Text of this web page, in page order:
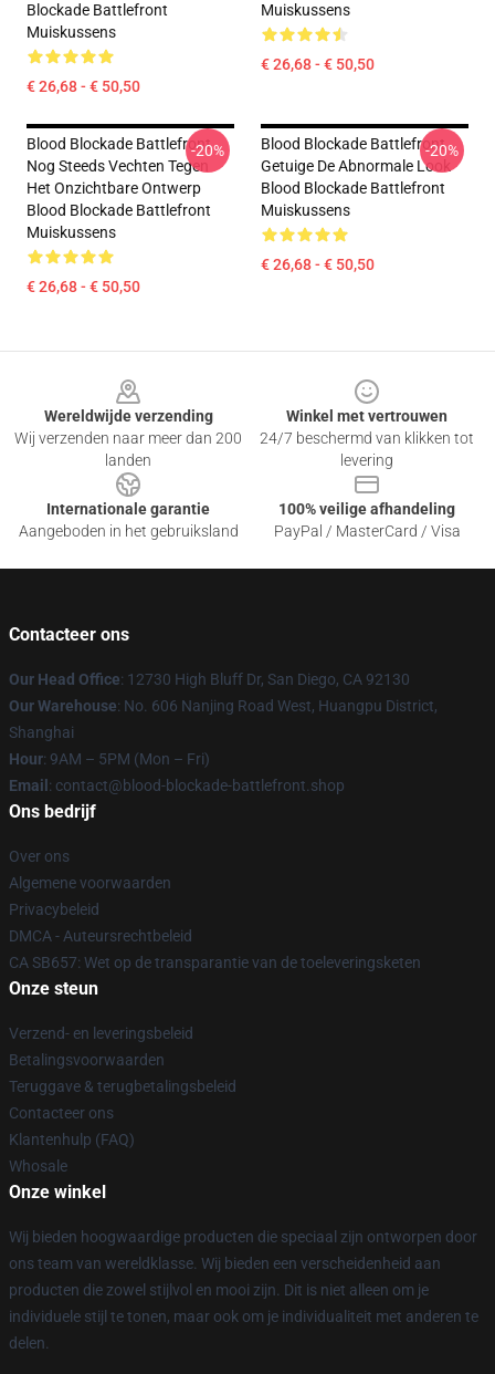
Blockade Battlefront
Muiskussens
€ 26,68 - € 50,50
Muiskussens
€ 26,68 - € 50,50
Blood Blockade Battlefront
Nog Steeds Vechten Tegen
Het Onzichtbare Ontwerp
Blood Blockade Battlefront
Muiskussens
€ 26,68 - € 50,50
-20%
Blood Blockade Battlefront
Getuige De Abnormale Look
Blood Blockade Battlefront
Muiskussens
€ 26,68 - € 50,50
-20%
Wereldwijde verzending
Wij verzenden naar meer dan 200
landen
Winkel met vertrouwen
24/7 beschermd van klikken tot
levering
Internationale garantie
Aangeboden in het gebruiksland
100% veilige afhandeling
PayPal / MasterCard / Visa
Contacteer ons
Our Head Office: 12730 High Bluff Dr, San Diego, CA 92130
Our Warehouse: No. 606 Nanjing Road West, Huangpu District,
Shanghai
Hour: 9AM – 5PM (Mon – Fri)
Email : contact@blood-blockade-battlefront.shop
Ons bedrijf
Over ons
Algemene voorwaarden
Privacybeleid
DMCA - Auteursrechtbeleid
CA SB657: Wet op de transparantie van de toeleveringsketen
Onze steun
Verzend- en leveringsbeleid
Betalingsvoorwaarden
Teruggave & terugbetalingsbeleid
Contacteer ons
Klantenhulp (FAQ)
Whosale
Onze winkel
Wij bieden hoogwaardige producten die speciaal zijn ontworpen door
ons team van wereldklasse. Wij bieden een verscheidenheid aan
producten die zowel stijlvol en mooi zijn. Dit is niet alleen om je
individuele stijl te tonen, maar ook om je individualiteit met anderen te
delen.